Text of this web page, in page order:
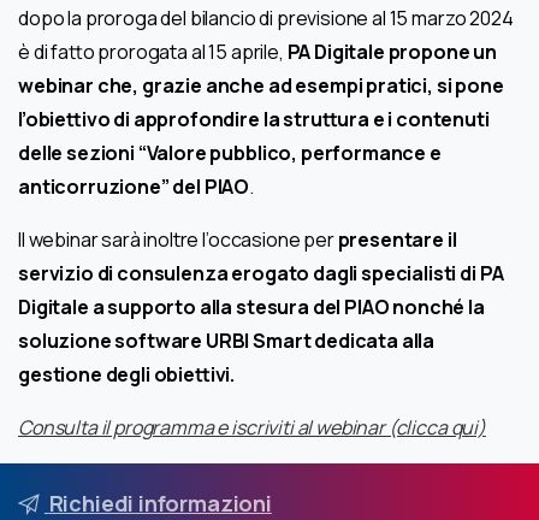
dopo la proroga del bilancio di previsione al 15 marzo 2024
è di fatto prorogata al 15 aprile, PA Digitale propone un
webinar che, grazie anche ad esempi pratici, si pone
l’obiettivo di approfondire la struttura e i contenuti
delle sezioni “Valore pubblico, performance e
anticorruzione” del PIAO.
Il webinar sarà inoltre l’occasione perpresentare il
servizio di consulenza erogato dagli specialisti di PA
Digitale a supporto alla stesura del PIAO nonché la
soluzione software URBI Smart dedicata alla
gestione degli obiettivi.
Consulta il programma e iscriviti al webinar (clicca qui)
Richiedi informazioni